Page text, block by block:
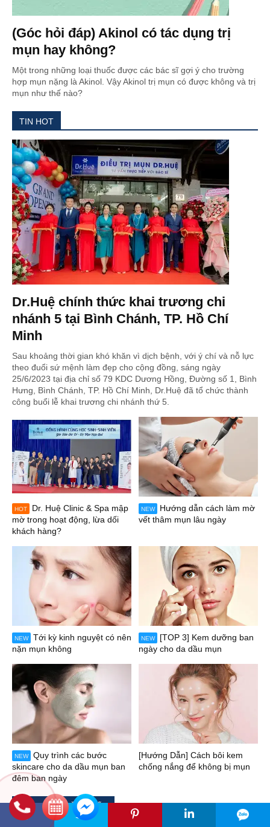
(Góc hỏi đáp) Akinol có tác dụng trị
mụn hay không?
Một trong những loại thuốc được các bác sĩ gợi ý cho trường
hợp mụn nặng là Akinol. Vậy Akinol trị mụn có được không và trị
mụn như thế nào?
TIN HOT
Dr.Huệ chính thức khai trương chi
nhánh 5 tại Bình Chánh, TP. Hồ Chí
Minh
Sau khoảng thời gian khó khăn vì dịch bệnh, với ý chí và nỗ lực
theo đuổi sứ mệnh làm đẹp cho cộng đồng, sáng ngày
25/6/2023 tại địa chỉ số 79 KDC Dương Hồng, Đường số 1, Bình
Hưng, Bình Chánh, TP. Hồ Chí Minh, Dr.Huệ đã tổ chức thành
công buổi lễ khai trương chi nhánh thứ 5.
HOT
Dr. Huệ Clinic & Spa mập
mờ trong hoạt động, lừa dối
khách hàng?
NEW
Hướng dẫn cách làm mờ
vết thâm mụn lâu ngày
NEW
Tới kỳ kinh nguyệt có nên
nặn mụn không
NEW
[TOP 3] Kem dưỡng ban
ngày cho da dầu mụn
NEW
Quy trình các bước
skincare cho da dầu mụn ban
đêm ban ngày
[Hướng Dẫn] Cách bôi kem
chống nắng để không bị mụn
TIN XEM NHIỀU NHẤT